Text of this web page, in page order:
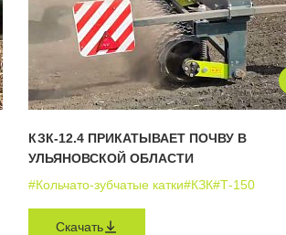
КЗК-12.4 ПРИКАТЫВАЕТ ПОЧВУ В
УЛЬЯНОВСКОЙ ОБЛАСТИ
#Кольчато-зубчатые катки#КЗК#Т-150
Скачать